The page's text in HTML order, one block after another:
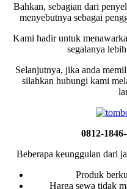
Bahkan, sebagian dari
menyebutnya sebagai
Kami hadir untuk
segalanya
Selanjutnya, jika anda
silahkan hubungi kami
0812-
Beberapa keunggulan dari
Produk
Harga sewa tidak